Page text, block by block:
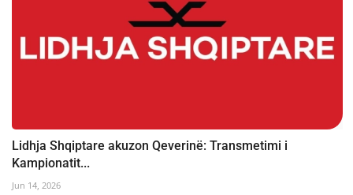
Lidhja Shqiptare akuzon Qeverinë: Transmetimi i
Kampionatit...
Jun 14, 2026